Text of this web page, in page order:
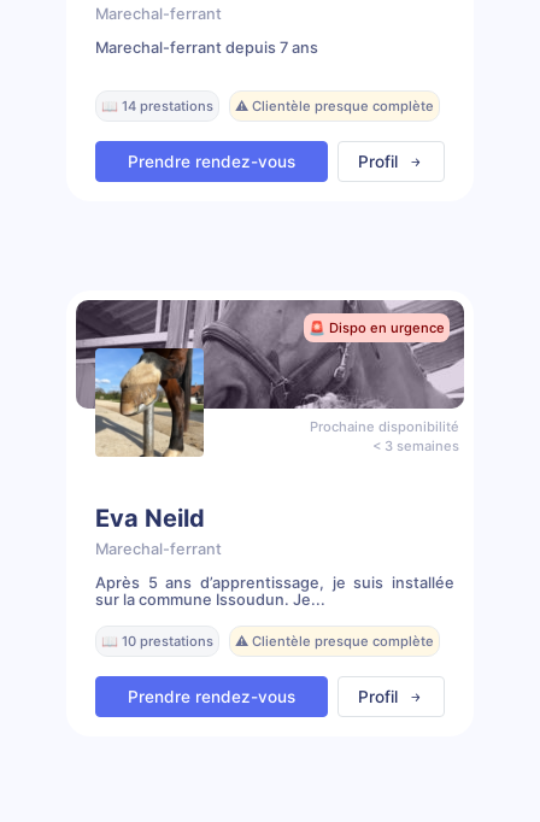
Marechal-ferrant
Marechal-ferrant depuis 7 ans
📖 14 prestations ⚠️ Clientèle presque complète
Prendre rendez-vous Profil
🚨 Dispo en urgence
Prochaine disponibilité
< 3 semaines
Eva Neild
Marechal-ferrant
Après 5 ans d’apprentissage, je suis installée
sur la commune Issoudun. Je...
📖 10 prestations ⚠️ Clientèle presque complète
Prendre rendez-vous Profil